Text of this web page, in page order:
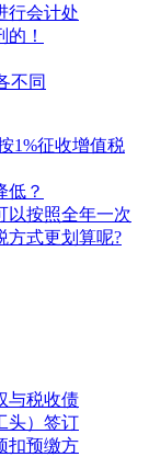
行会计处
！
不同
1%征收增值税
低？
以按照全年一次
方式更划算呢?
与税收债
头）签订
扣预缴方